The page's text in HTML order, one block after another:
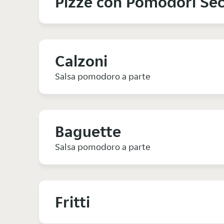
Calzoni
Salsa pomodoro a parte
Baguette
Salsa pomodoro a parte
Fritti